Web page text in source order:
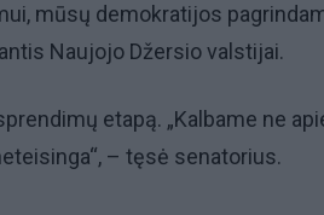
mūsų demokratijos
Naujojo Džersio valstijai.
etapą. „Kalbame ne
– tęsė senatorius.